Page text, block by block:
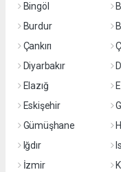
Bingöl
Burdur
Çankırı
Diyarbakır
Elazığ
Eskişehir
Gümüşhane
Iğdır
İzmir